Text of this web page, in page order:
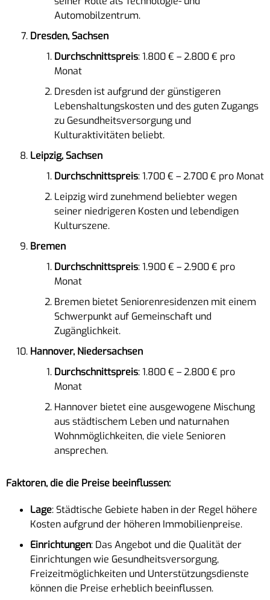
Automobilzentrum.
Dresden, Sachsen
Durchschnittspreis: 1.800 € – 2.800 € pro
Monat
Dresden ist aufgrund der günstigeren
Lebenshaltungskosten und des guten Zugangs
zu Gesundheitsversorgung und
Kulturaktivitäten beliebt.
Leipzig, Sachsen
Durchschnittspreis: 1.700 € – 2.700 € pro Monat
Leipzig wird zunehmend beliebter wegen
seiner niedrigeren Kosten und lebendigen
Kulturszene.
Bremen
Durchschnittspreis: 1.900 € – 2.900 € pro
Monat
Bremen bietet Seniorenresidenzen mit einem
Schwerpunkt auf Gemeinschaft und
Zugänglichkeit.
Hannover, Niedersachsen
Durchschnittspreis: 1.800 € – 2.800 € pro
Monat
Hannover bietet eine ausgewogene Mischung
aus städtischem Leben und naturnahen
Wohnmöglichkeiten, die viele Senioren
ansprechen.
Faktoren, die die Preise beeinflussen:
Lage: Städtische Gebiete haben in der Regel höhere
Kosten aufgrund der höheren Immobilienpreise.
Einrichtungen: Das Angebot und die Qualität der
Einrichtungen wie Gesundheitsversorgung,
Freizeitmöglichkeiten und Unterstützungsdienste
können die Preise erheblich beeinflussen.